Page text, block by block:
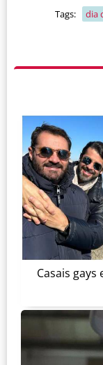
Tags: dia
Casais